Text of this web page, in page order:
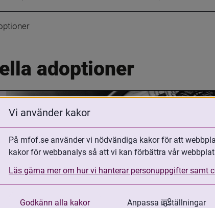
adoptioner
Vi använder kakor
På mfof.se använder vi nödvändiga kakor för att
kakor för webbanalys så att vi kan förbättra vår
Läs gärna mer om hur vi hanterar personuppgifter samt
Godkänn alla kakor Anpassa inställningar